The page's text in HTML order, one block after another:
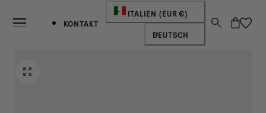
KONTAKT
Land/Region
ITALIEN (EUR €)
Sprache
DEUTSCH
Warenkorb